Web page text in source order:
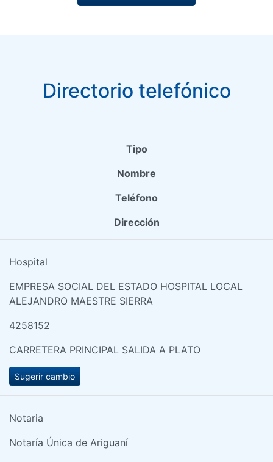
Directorio telefónico
Tipo
Nombre
Teléfono
Dirección
Hospital
EMPRESA SOCIAL DEL ESTADO HOSPITAL LOCAL
ALEJANDRO MAESTRE SIERRA
4258152
CARRETERA PRINCIPAL SALIDA A PLATO
Sugerir cambio
Notaria
Notaría Única de Ariguaní